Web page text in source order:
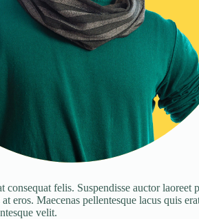
felis. Suspendisse auctor laoreet
eros. Maecenas pellentesque lacus quis
velit.